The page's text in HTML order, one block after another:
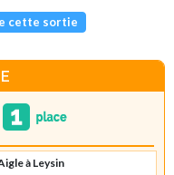
cette sortie
à Leysin